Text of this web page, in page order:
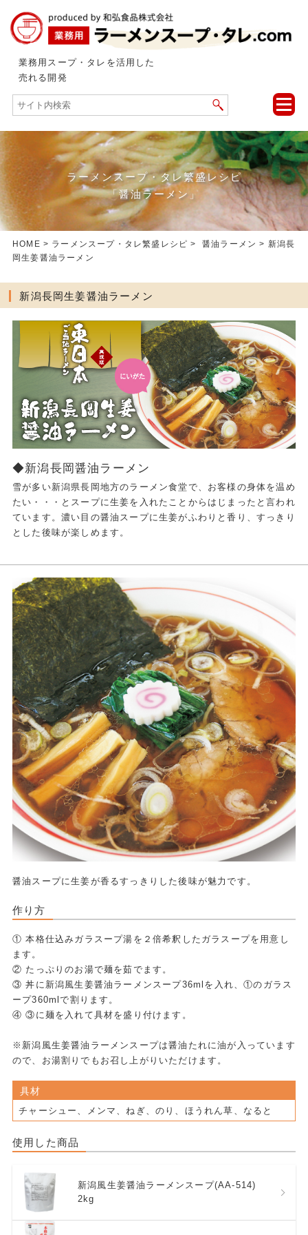
業務用スープ・タレを活用した
売れる開発
toggle
ラーメンスープ・タレ繁盛レシピ
「醤油ラーメン」
HOME > ラーメンスープ・タレ繁盛レシピ >醤油ラーメン > 新潟長
岡生姜醤油ラーメン
新潟長岡生姜醤油ラーメン
◆新潟長岡醤油ラーメン
雪が多い新潟県長岡地方のラーメン食堂で、お客様の身体を温め
たい・・・とスープに生姜を入れたことからはじまったと言われ
ています。濃い目の醤油スープに生姜がふわりと香り、すっきり
とした後味が楽しめます。
醤油スープに生姜が香るすっきりした後味が魅力です。
作り方
① 本格仕込みガラスープ湯を２倍希釈したガラスープを用意し
ます。
② たっぷりのお湯で麺を茹でます。
③ 丼に新潟風生姜醤油ラーメンスープ36mlを入れ、①のガラス
ープ360mlで割ります。
④ ③に麺を入れて具材を盛り付けます。
※新潟風生姜醤油ラーメンスープは醤油たれに油が入っています
ので、お湯割りでもお召し上がりいただけます。
具材
チャーシュー、メンマ、ねぎ、のり、ほうれん草、なると
使用した商品
新潟風生姜醤油ラーメンスープ(AA-514)
2kg